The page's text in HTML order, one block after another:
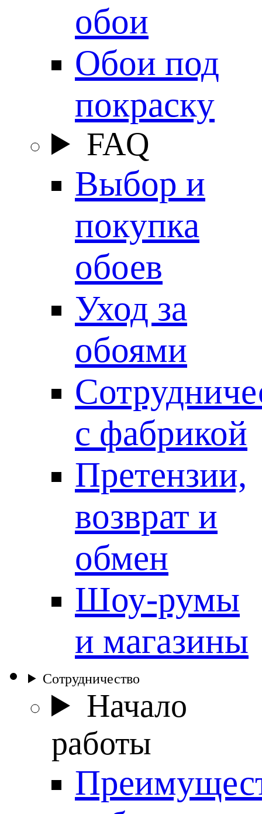
обои
Обои под
покраску
FAQ
Выбор и
покупка
обоев
Уход за
обоями
с фабрикой
Претензии,
возврат и
обмен
Шоу-румы
и магазины
Сотрудничество
Начало
работы